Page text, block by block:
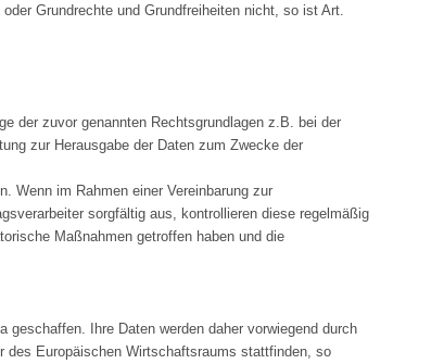
Grundrechte und Grundfreiheiten nicht, so ist Art.
der zuvor genannten Rechtsgrundlagen z.B. bei der
zur Herausgabe der Daten zum Zwecke der
Wenn im Rahmen einer Vereinbarung zur
sorgfältig aus, kontrollieren diese regelmäßig
Maßnahmen getroffen haben und die
geschaffen. Ihre Daten werden daher vorwiegend durch
des Europäischen Wirtschaftsraums stattfinden, so